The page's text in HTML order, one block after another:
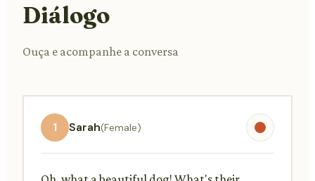
Diálogo
Ouça e acompanhe a conversa
1 Sarah(Female)